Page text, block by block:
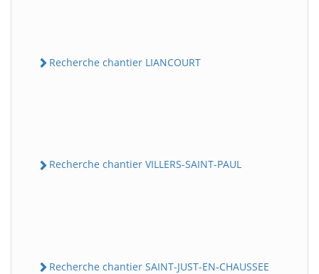
Recherche chantier LIANCOURT
Recherche chantier VILLERS-SAINT-PAUL
Recherche chantier SAINT-JUST-EN-CHAUSSEE